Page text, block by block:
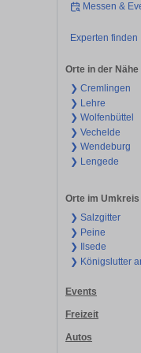
Messen &
Experten finden
Orte in der Nähe
❯ Cremlingen
❯ Lehre
❯ Wolfenbüttel
❯ Vechelde
❯ Wendeburg
❯ Lengede
Orte im Umkreis
❯ Salzgitter
❯ Peine
❯ Ilsede
❯ Königslutter
Events
Freizeit
Autos